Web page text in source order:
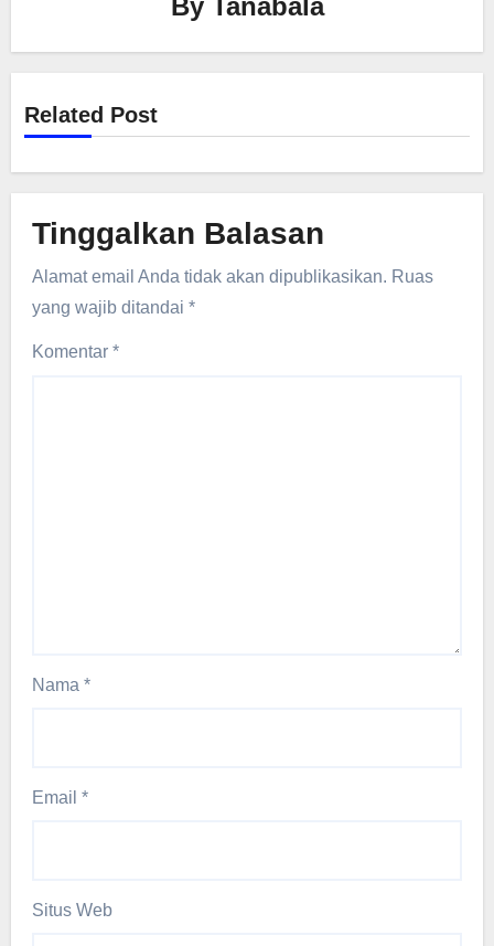
By Tanabala
Related Post
Tinggalkan Balasan
Alamat email Anda tidak akan dipublikasikan. Ruas
yang wajib ditandai *
Komentar *
Nama *
Email *
Situs Web